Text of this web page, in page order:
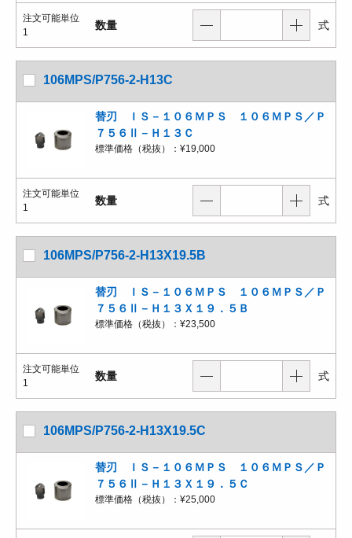
注文可能単位
1
数量 式
106MPS/P756-2-H13C
替刃 ＩＳ－１０６ＭＰＳ １０６ＭＰＳ／Ｐ
７５６Ⅱ－Ｈ１３Ｃ
標準価格（税抜）： ¥19,000
注文可能単位
1
数量 式
106MPS/P756-2-H13X19.5B
替刃 ＩＳ－１０６ＭＰＳ １０６ＭＰＳ／Ｐ
７５６Ⅱ－Ｈ１３Ｘ１９．５Ｂ
標準価格（税抜）： ¥23,500
注文可能単位
1
数量 式
106MPS/P756-2-H13X19.5C
替刃 ＩＳ－１０６ＭＰＳ １０６ＭＰＳ／Ｐ
７５６Ⅱ－Ｈ１３Ｘ１９．５Ｃ
標準価格（税抜）： ¥25,000